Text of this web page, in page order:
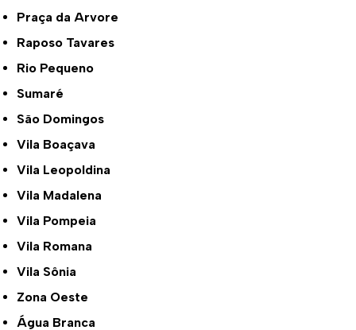
Praça da Arvore
Raposo Tavares
Rio Pequeno
Sumaré
São Domingos
Vila Boaçava
Vila Leopoldina
Vila Madalena
Vila Pompeia
Vila Romana
Vila Sônia
Zona Oeste
Água Branca